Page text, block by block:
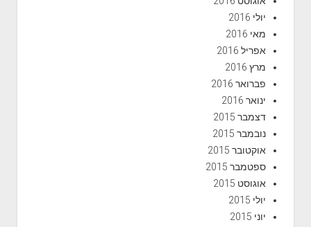
יולי 2016
מאי 2016
אפריל 2016
מרץ 2016
פברואר 2016
ינואר 2016
דצמבר 2015
נובמבר 2015
אוקטובר 2015
ספטמבר 2015
אוגוסט 2015
יולי 2015
יוני 2015